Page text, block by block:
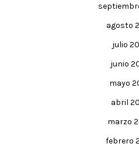
agosto
julio
junio
mayo
abril
marzo
febrero